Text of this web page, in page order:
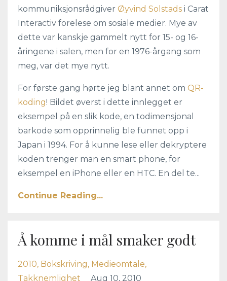
kommuniksjonsrådgiver Øyvind Solstads i Carat
Interactiv forelese om sosiale medier. Mye av
dette var kanskje gammelt nytt for 15- og 16-
åringene i salen, men for en 1976-årgang som
meg, var det mye nytt.
For første gang hørte jeg blant annet om QR-
koding! Bildet øverst i dette innlegget er
eksempel på en slik kode, en todimensjonal
barkode som opprinnelig ble funnet opp i
Japan i 1994. For å kunne lese eller dekryptere
koden trenger man en smart phone, for
eksempel en iPhone eller en HTC. En del te...
Continue Reading...
Å komme i mål smaker godt
2010 Bokskriving Medieomtale
Takknemlighet
Aug 10, 2010